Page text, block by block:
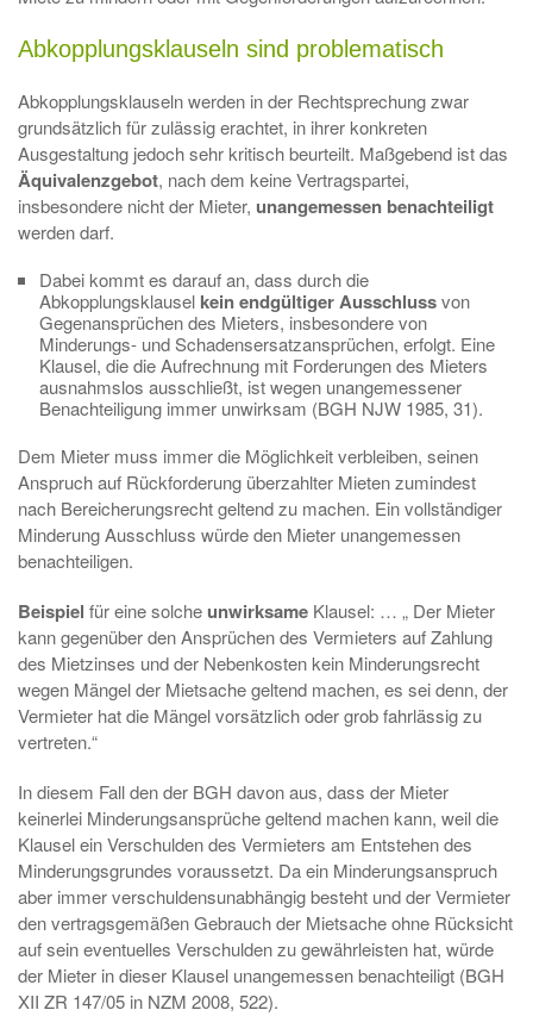
Abkopplungsklauseln sind problematisch
Abkopplungsklauseln werden in der Rechtsprechung zwar
grundsätzlich für zulässig erachtet, in ihrer konkreten
Ausgestaltung jedoch sehr kritisch beurteilt. Maßgebend ist das
Äquivalenzgebot, nach dem keine Vertragspartei,
insbesondere nicht der Mieter, unangemessen benachteiligt
werden darf.
Dabei kommt es darauf an, dass durch die
Abkopplungsklausel kein endgültiger Ausschlussvon
Gegenansprüchen des Mieters, insbesondere von
Minderungs- und Schadensersatzansprüchen, erfolgt. Eine
Klausel, die die Aufrechnung mit Forderungen des Mieters
ausnahmslos ausschließt, ist wegen unangemessener
Benachteiligung immer unwirksam (BGH NJW 1985, 31).
Dem Mieter muss immer die Möglichkeit verbleiben, seinen
Anspruch auf Rückforderung überzahlter Mieten zumindest
nach Bereicherungsrecht geltend zu machen. Ein vollständiger
Minderung Ausschluss würde den Mieter unangemessen
benachteiligen.
Beispiel für eine solche unwirksame Klausel: … „ Der Mieter
kann gegenüber den Ansprüchen des Vermieters auf Zahlung
des Mietzinses und der Nebenkosten kein Minderungsrecht
wegen Mängel der Mietsache geltend machen, es sei denn, der
Vermieter hat die Mängel vorsätzlich oder grob fahrlässig zu
vertreten.“
In diesem Fall den der BGH davon aus, dass der Mieter
keinerlei Minderungsansprüche geltend machen kann, weil die
Klausel ein Verschulden des Vermieters am Entstehen des
Minderungsgrundes voraussetzt. Da ein Minderungsanspruch
aber immer verschuldensunabhängig besteht und der Vermieter
den vertragsgemäßen Gebrauch der Mietsache ohne Rücksicht
auf sein eventuelles Verschulden zu gewährleisten hat, würde
der Mieter in dieser Klausel unangemessen benachteiligt (BGH
XII ZR 147/05 in NZM 2008, 522).